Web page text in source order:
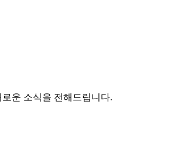
운 소식을 전해드립니다.